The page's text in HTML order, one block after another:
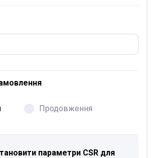
Продовження
параметри CSR для